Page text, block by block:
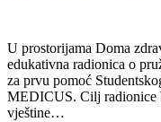
U prostorijama Doma
edukativna radionica o
za prvu pomoć
MEDICUS. Cilj radionice
vještine…